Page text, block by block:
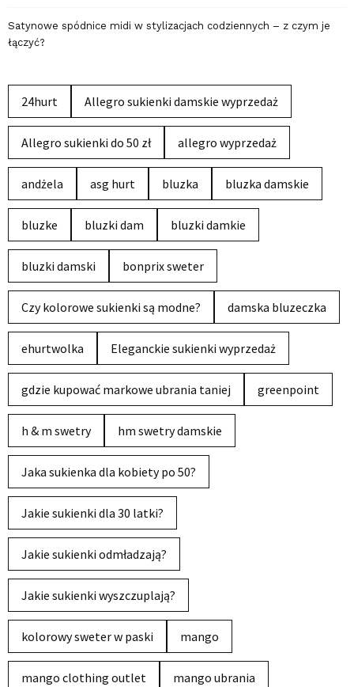
Satynowe spódnice midi w stylizacjach codziennych – z czym je
łączyć?
24hurt Allegro sukienki damskie wyprzedaż
Allegro sukienki do 50 zł allegro wyprzedaż
andżela asg hurt bluzka bluzka damskie
bluzke bluzki dam bluzki damkie
bluzki damski bonprix sweter
Czy kolorowe sukienki są modne? damska bluzeczka
ehurtwolka Eleganckie sukienki wyprzedaż
gdzie kupować markowe ubrania taniej greenpoint
h & m swetry hm swetry damskie
Jaka sukienka dla kobiety po 50?
Jakie sukienki dla 30 latki?
Jakie sukienki odmładzają?
Jakie sukienki wyszczuplają?
kolorowy sweter w paski mango
mango clothing outlet mango ubrania